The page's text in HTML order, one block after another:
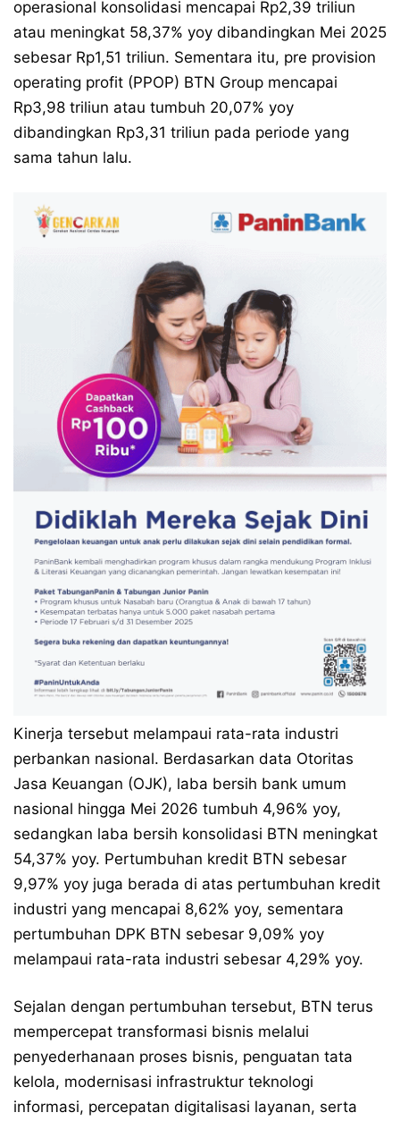
operasional konsolidasi mencapai Rp2,39 triliun
atau meningkat 58,37% yoy dibandingkan Mei 2025
sebesar Rp1,51 triliun. Sementara itu, pre provision
operating profit (PPOP) BTN Group mencapai
Rp3,98 triliun atau tumbuh 20,07% yoy
dibandingkan Rp3,31 triliun pada periode yang
sama tahun lalu.
Kinerja tersebut melampaui rata-rata industri
perbankan nasional. Berdasarkan data Otoritas
Jasa Keuangan (OJK), laba bersih bank umum
nasional hingga Mei 2026 tumbuh 4,96% yoy,
sedangkan laba bersih konsolidasi BTN meningkat
54,37% yoy. Pertumbuhan kredit BTN sebesar
9,97% yoy juga berada di atas pertumbuhan kredit
industri yang mencapai 8,62% yoy, sementara
pertumbuhan DPK BTN sebesar 9,09% yoy
melampaui rata-rata industri sebesar 4,29% yoy.
Sejalan dengan pertumbuhan tersebut, BTN terus
mempercepat transformasi bisnis melalui
penyederhanaan proses bisnis, penguatan tata
kelola, modernisasi infrastruktur teknologi
informasi, percepatan digitalisasi layanan, serta